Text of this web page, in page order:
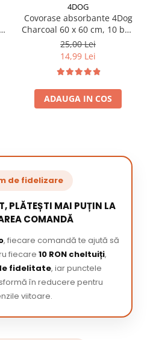
4DOG
Covorase absorbante 4Dog
Charcoal 60 x 60 cm, 10 buc
/ pachet
25,00 Lei
14,99 Lei
ADAUGA IN COS
de fidelizare
PLĂTEȘTI MAI PUȚIN LA
COMANDĂ
, fiecare comandă te ajută să
fiecare 10 RON cheltuiți,
fidelitate, iar punctele
în reducere pentru
viitoare.